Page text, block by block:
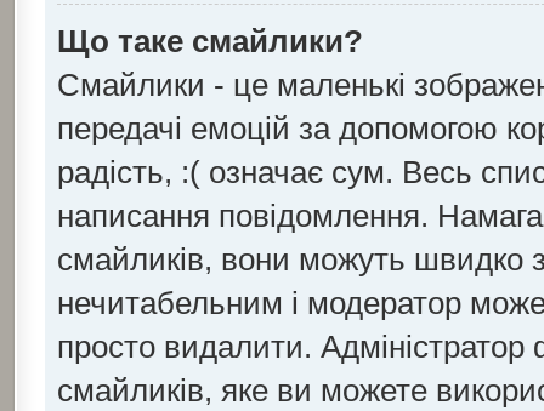
Що таке смайлики?
Смайлики - це маленькі
передачі емоцій за допомогою
радість, :( означає сум. Весь
написання повідомлення.
смайликів, вони можуть швидко
нечитабельним і модератор
просто видалити.
смайликів, яке ви можете